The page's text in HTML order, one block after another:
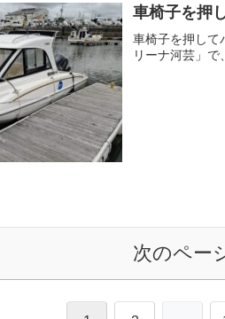
車椅子を押
車椅子を押して
リーナ河芸」で
次のペー